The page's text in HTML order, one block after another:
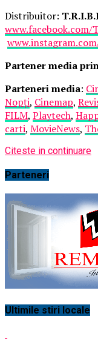
Distribuitor:
www.facebook.com/
Partener media
Parteneri media:
Nopți, Cinemap,
FILM, Playtech,
carti, MovieNews,
Citeste in continuare
Parteneri
Ultimile stiri locale